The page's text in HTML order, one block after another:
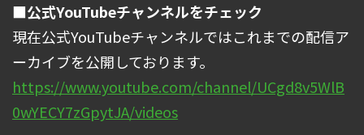
■公式YouTubeチャンネルをチェック
現在公式YouTubeチャンネルではこれまでの配信ア
ーカイブを公開しております。
https://www.youtube.com/channel/UCgd8v5WlB
0wYECY7zGpytJA/videos